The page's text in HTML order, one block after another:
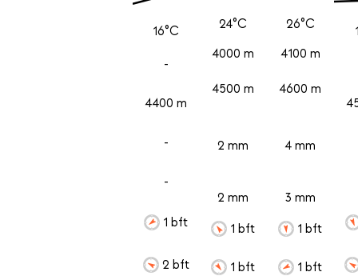
16°C
-
4400 m
-
-
1 bft
2 bft
24°C
4000 m
4500 m
2 mm
2 mm
1 bft
1 bft
26°C
4100 m
4600 m
4 mm
3 mm
1 bft
1 bft